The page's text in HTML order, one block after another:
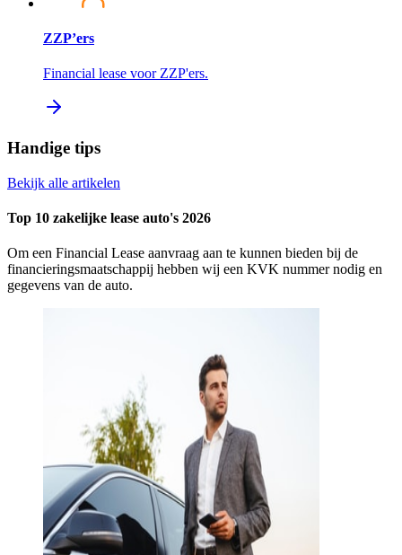
ZZP’ers
Financial lease voor ZZP'ers.
Handige tips
Bekijk alle artikelen
Top 10 zakelijke lease auto's 2026
Om een Financial Lease aanvraag aan te kunnen bieden bij de
financieringsmaatschappij hebben wij een KVK nummer nodig en
gegevens van de auto.